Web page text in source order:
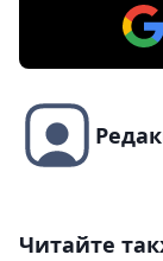
Читайте